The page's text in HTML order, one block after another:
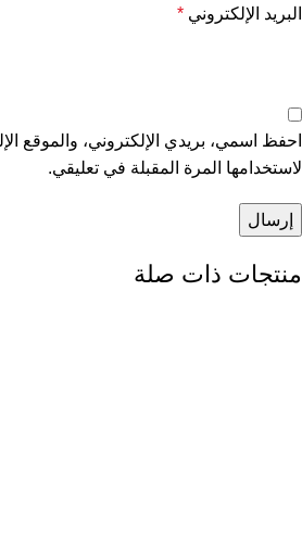
البريد الإلكتروني *
احفظ اسمي، بريدي الإلكتروني، والموقع
لاستخدامها المرة المقبلة في تعليقي.
منتجات ذات صلة